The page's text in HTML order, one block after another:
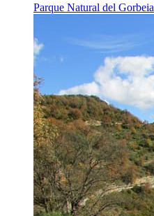
Parque Natural del Gorbeia